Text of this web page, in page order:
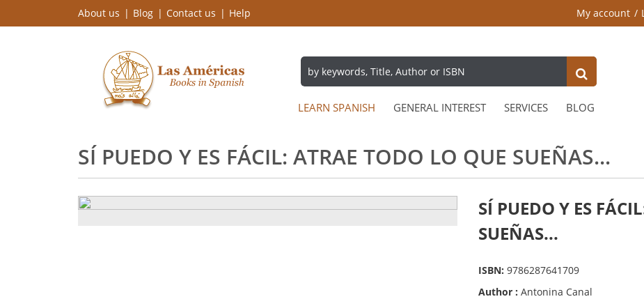
About us Blog Contact us Help My account
LEARN SPANISH GENERAL INTEREST SERVICES BLOG
SÍ PUEDO Y ES FÁCIL: ATRAE TODO LO QUE SUEÑAS...
SÍ PUEDO Y ES
SUEÑAS...
ISBN: 9786287641709
Author : Antonina Canal